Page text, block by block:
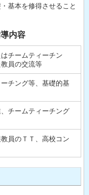
基本を修得させること
内容
チームティーチン
員の交流等
チング等、基礎的基
チームティーチング
員のＴＴ、高校コン